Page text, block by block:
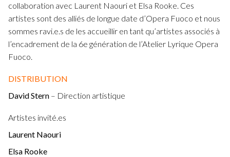
collaboration avec Laurent Naouri et Elsa Rooke. Ces
artistes sont des alliés de longue date d’Opera Fuoco et nous
sommes ravi.e.s de les accueillir en tant qu’artistes associés à
l’encadrement de la 6e génération de l’Atelier Lyrique Opera
Fuoco.
DISTRIBUTION
David Stern – Direction artistique
Artistes invité.es
Laurent Naouri
Elsa Rooke